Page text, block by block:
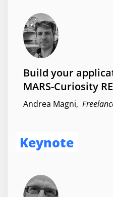
Build your
MARS-Curiosity
Andrea Magni,
Keynote